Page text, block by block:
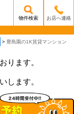
logo.png
物件検索 お店へ連絡
豊島園の1K賃貸マンション
ります。
します。